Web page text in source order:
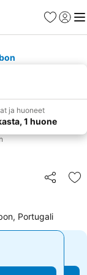
Suosikit
ja huoneet
1 huone
Jaa
Portugali